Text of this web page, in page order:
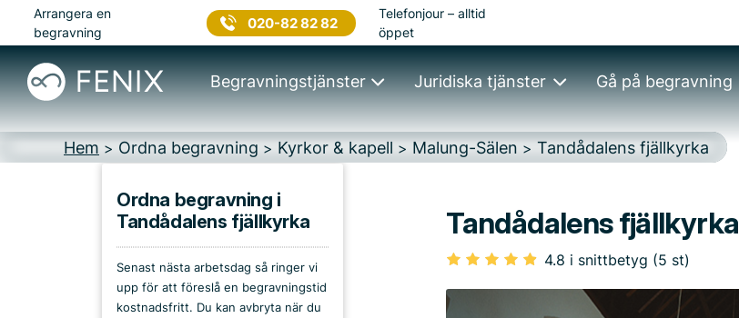
Arrangera en
begravning
020-82 82 82
Telefonjour – alltid
öppet
Begravningstjänster Juridiska tjänster Gå på begravning
Hem > Ordna begravning > Kyrkor & kapell > Malung-Sälen > Tandådalens fjällkyrka
Sälen
Kyrkor & kapell
Ordna begravning i
Tandådalens fjällkyrka
Senast nästa arbetsdag så ringer vi
upp för att föreslå en begravningstid
kostnadsfritt. Du kan avbryta när du
Tandådalens fjällkyrka
4.8 i snittbetyg (5 st)